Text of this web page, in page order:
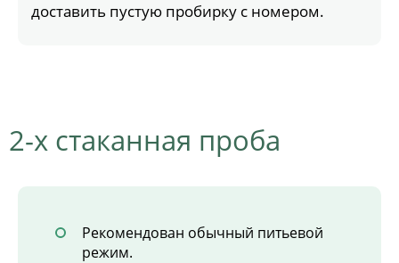
доставить пустую пробирку с номером.
2-х стаканная проба
Рекомендован обычный питьевой
режим.